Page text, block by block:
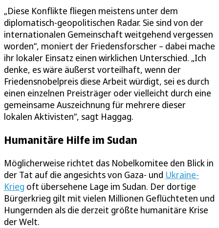
„Diese Konflikte fliegen meistens unter dem
diplomatisch-geopolitischen Radar. Sie sind von der
internationalen Gemeinschaft weitgehend vergessen
worden“, moniert der Friedensforscher – dabei mache
ihr lokaler Einsatz einen wirklichen Unterschied. „Ich
denke, es wäre äußerst vorteilhaft, wenn der
Friedensnobelpreis diese Arbeit würdigt, sei es durch
einen einzelnen Preisträger oder vielleicht durch eine
gemeinsame Auszeichnung für mehrere dieser
lokalen Aktivisten“, sagt Haggag.
Humanitäre Hilfe im Sudan
Möglicherweise richtet das Nobelkomitee den Blick in
der Tat auf die angesichts von Gaza- und Ukraine-
Krieg oft übersehene Lage im Sudan. Der dortige
Bürgerkrieg gilt mit vielen Millionen Geflüchteten und
Hungernden als die derzeit größte humanitäre Krise
der Welt.